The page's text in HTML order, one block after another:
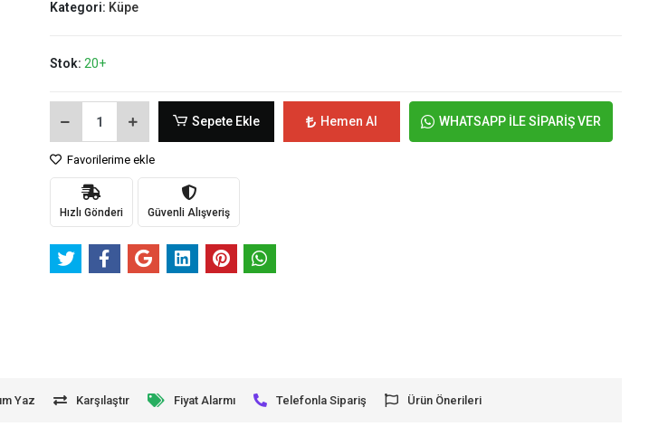
Kategori: Küpe
Stok: 20+
Sepete Ekle Hemen Al WHATSAPP İLE SİPARİŞ VER
Favorilerime ekle
Hızlı Gönderi Güvenli Alışveriş
Yaz Karşılaştır Fiyat Alarmı Telefonla Sipariş Ürün Önerileri